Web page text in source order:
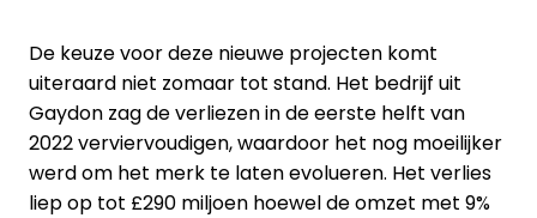
De keuze voor deze nieuwe projecten komt
uiteraard niet zomaar tot stand. Het bedrijf uit
Gaydon zag de verliezen in de eerste helft van
2022 verviervoudigen, waardoor het nog moeilijker
werd om het merk te laten evolueren. Het verlies
liep op tot £290 miljoen hoewel de omzet met 9%